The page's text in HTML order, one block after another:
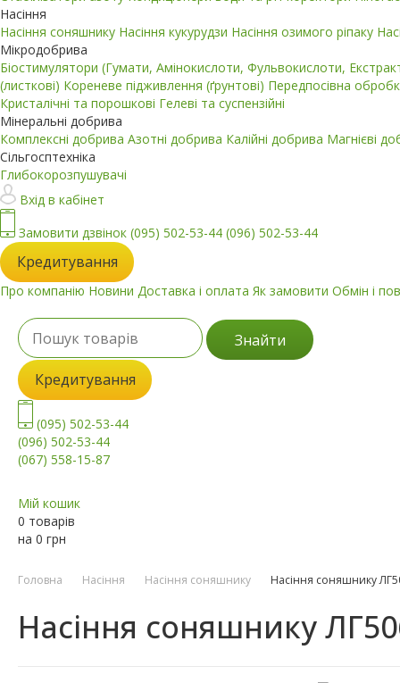
Насіння
Насіння соняшнику Насіння кукурудзи Насіння озимого ріпаку
Мікродобрива
Біостимулятори (Гумати, Амінокислоти, Фульвокислоти,
(листкові) Кореневе підживлення (ґрунтові) Передпосівна
Кристалічні та порошкові Гелеві та суспензійні
Мінеральні добрива
Комплексні добрива Азотні добрива Калійні добрива Магнієві
Сільгосптехніка
Глибокорозпушувачі
Вхід в кабінет
Замовити дзвінок (095) 502-53-44 (096) 502-53-44
Кредитування
Про компанію Новини Доставка і оплата Як замовити Обмін і
Знайти
Кредитування
(095) 502-53-44
(096) 502-53-44
(067) 558-15-87
Мій кошик
0 товарів
на 0 грн
Головна Насіння Насіння соняшнику Насіння соняшнику
Насіння соняшнику